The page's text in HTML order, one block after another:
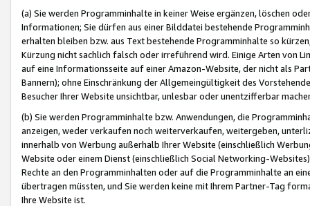
(a) Sie werden Programminhalte in keiner Weise ergänzen, löschen
Informationen; Sie dürfen aus einer Bilddatei bestehende
erhalten bleiben bzw. aus Text bestehende Programminhalte so
Kürzung nicht sachlich falsch oder irreführend wird. Einige Arten von
auf eine Informationsseite auf einer Amazon-Website, der nicht als
Bannern); ohne Einschränkung der Allgemeingültigkeit des
Besucher Ihrer Website unsichtbar, unlesbar oder unentzifferbar
(b) Sie werden Programminhalte bzw. Anwendungen, die
anzeigen, weder verkaufen noch weiterverkaufen, weitergeben,
innerhalb von Werbung außerhalb Ihrer Website (einschließlich
Website oder einem Dienst (einschließlich Social Networking-
Rechte an den Programminhalten oder auf die Programminhalte an
übertragen müssten, und Sie werden keine mit Ihrem Partner-Tag
Ihre Website ist.